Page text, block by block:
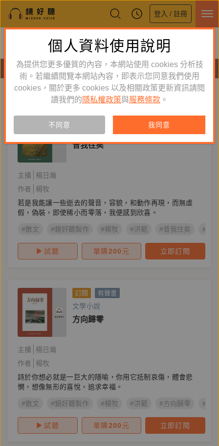
登入 / 註冊
鏡好聽全新APP上線
體驗全面升級，即刻下載
有聲書
新到舊 舊到新
有聲書
昔我往矣
主播
楊日瀚
作者
楊牧
若是我能讓一些逝去的聲音，容貌，和動作再現，而無虛
假，偽裝，即使稀小而零落，我便感到欣喜。
#散文 #鏡好聽製作 #楊牧 #洪範 #昔我往矣 #楊
試聽 單購200 元 立即訂閱
訂閱 有聲書
文學小說
方向歸零
主播
楊日瀚
作者
楊牧
詩於你想必就是一巨大的隱喻，你用它抵制哀傷，體會悲
憫，想像無形的喜悅，追求幸福。
#散文 #鏡好聽製作 #楊牧 #洪範 #方向歸零 #楊
試聽 單購200 元 立即訂閱
個人資料使用說明
為提供您更多優質的內容，本網站使用 cookies 分析技
術。若繼續閱覽本網站內容，即表示您同意我們使用
cookies，關於更多 cookies 以及相關政策更新資訊請閱
讀我們的 隱私權政策與服務條款 。
不同意 我同意